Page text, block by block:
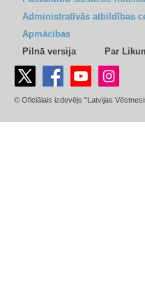
Administratīvās atbildības
Apmācības
Pilnā versija
Par
© Oficiālais izdevējs "Latvijas